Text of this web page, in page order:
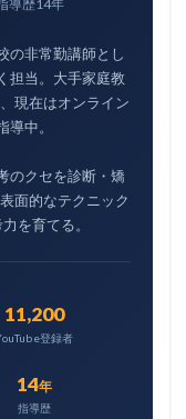
導歴14年
の非常勤講師とし
担当。大手家庭教
現在はオンライン
中。
のクセを診断・矯
面的なテクニック
を育てる。
11,200
登録者
14年
指導歴